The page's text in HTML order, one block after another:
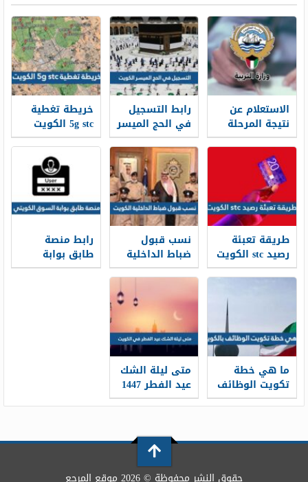
الاستعلام عن
نتيجة المرحلة
المتوسطة
بالرقم المدني
في الكويت
رابط التسجيل
في الحج الميسر
الكويت 2026 عبر
بوابة الحج
الكويتية
خريطة تغطية
5g stc الكويت
طريقة تعبئة
رصيد stc الكويت
بالخطوات 2026
نسب قبول
ضباط الداخلية
الكويت 2025 /
2026
رابط منصة
طابق بوابة
السوق الكويتي
ما هي خطة
تكويت الوظائف
بالكويت
متى ليلة الشك
عيد الفطر 1447
في الكويت
حقوق النشر محفوظة © 2026 موقع المرجع